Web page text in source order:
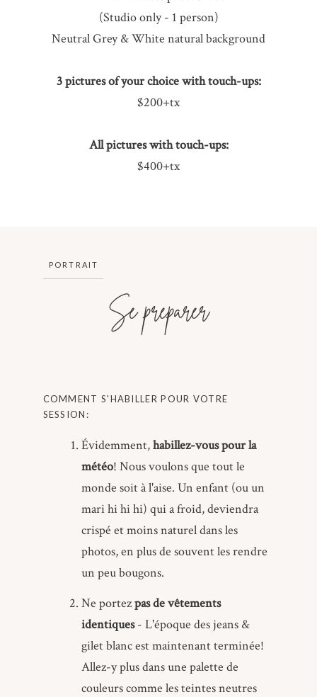
(Studio only - 1 person)
Neutral Grey & White natural background
3 pictures of your choice with touch-ups:
$200+tx
All pictures with touch-ups:
$400+tx
PORTRAIT
Se préparer
COMMENT S'HABILLER POUR VOTRE
SESSION:
Évidemment,habillez-vous pour la
météo! Nous voulons que tout le
monde soit à l'aise. Un enfant (ou un
mari hi hi hi) qui a froid, deviendra
crispé et moins naturel dans les
photos, en plus de souvent les rendre
un peu bougons.
Ne portezpas de vêtements
identiques- L'époque des jeans &
gilet blanc est maintenant terminée!
Allez-y plus dans une palette de
couleurs comme les teintes neutres